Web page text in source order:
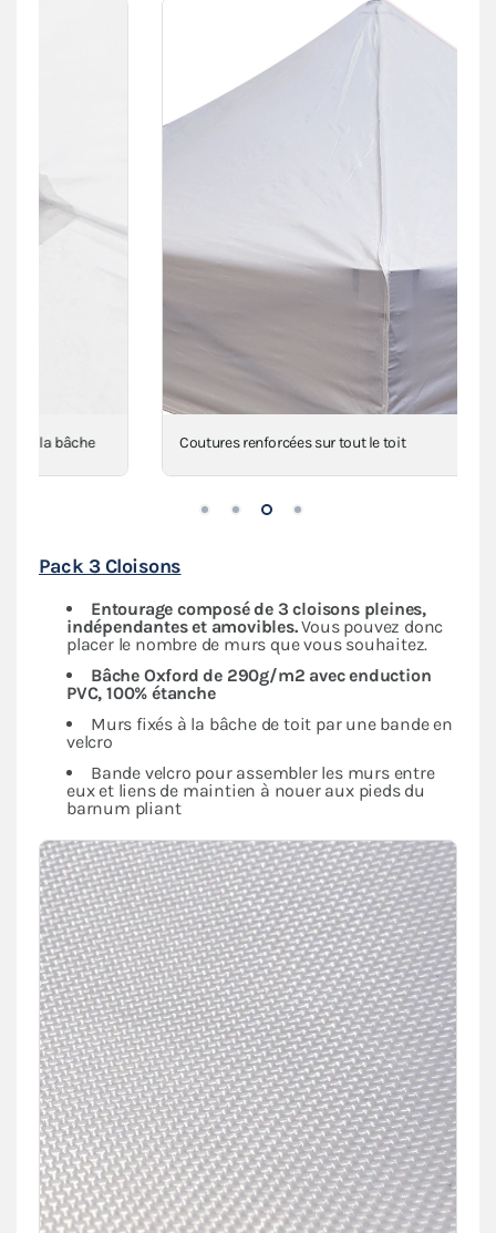
Coutures renforcées sur tout le toit
Pack 3 Cloisons
Entourage composé de 3 cloisons pleines,
indépendanteset amovibles.Vous pouvez donc
placer le nombre de murs que vous souhaitez.
Bâche Oxford de 290g/m2 avec enduction
PVC, 100% étanche
Murs fixés à la bâche de toit par une bande en
velcro
Bande velcro pour assembler les murs entre
eux et liens de maintien à nouer aux pieds du
barnum pliant